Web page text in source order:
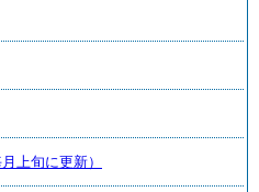
上旬に更新）